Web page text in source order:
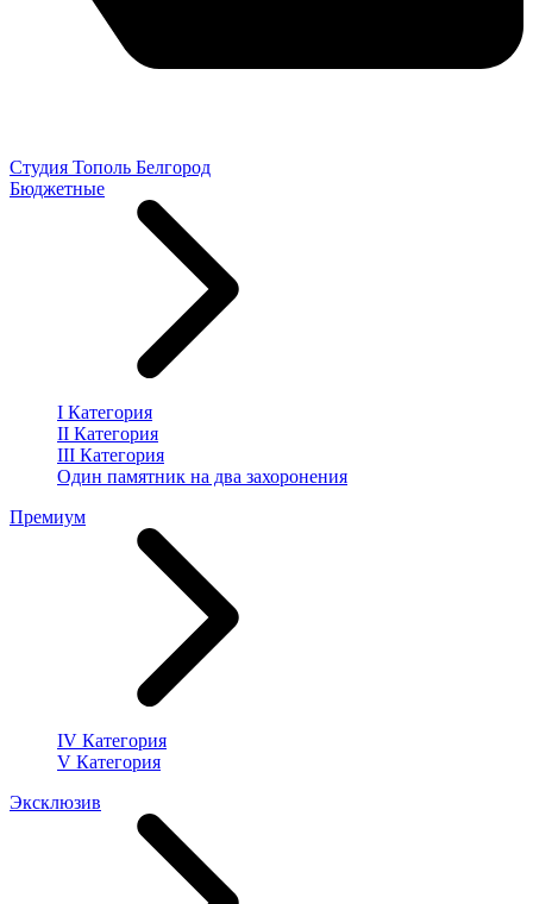
Студия Тополь Белгород
Бюджетные
I Категория
II Категория
III Категория
Один памятник на два захоронения
Премиум
IV Категория
V Категория
Эксклюзив